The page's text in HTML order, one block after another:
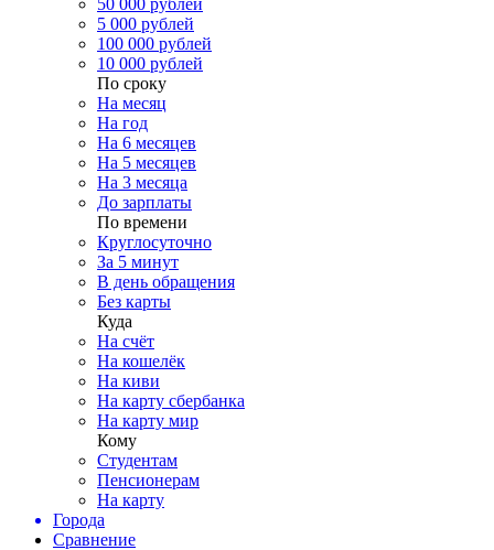
50 000 рублей
5 000 рублей
100 000 рублей
10 000 рублей
По сроку
На месяц
На год
На 6 месяцев
На 5 месяцев
На 3 месяца
До зарплаты
По времени
Круглосуточно
За 5 минут
В день обращения
Без карты
Куда
На счёт
На кошелёк
На киви
На карту сбербанка
На карту мир
Кому
Студентам
Пенсионерам
На карту
Города
Сравнение